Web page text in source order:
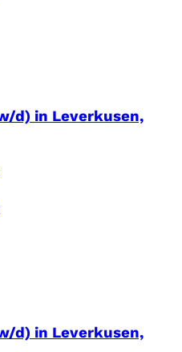
d) in Leverkusen,
d) in Leverkusen,